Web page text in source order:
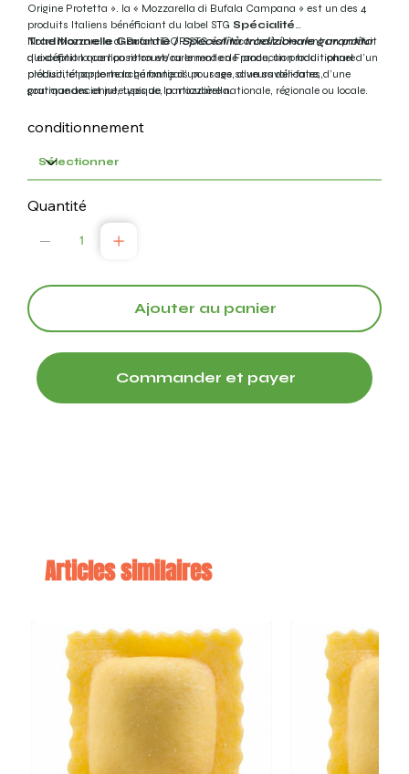
Origine Protetta ». la « Mozzarella di Bufala Campana » est un des 4
produits Italiens bénéficiant du label STG Spécialité
Traditionnelle Garantie /Specialità tradizionale garantita
qui définit la composition et/ou le mode de production traditionnel d’un
produit, et apporte la garantie d’un usage, d’un savoir-faire, d’une
pratique ancienne, typique, particulière nationale, régionale ou locale.
Notre Mozzarella di Bufala DOP STG est incontestablement un produit
d’exception que l’on retrouve rarement en France, un produit phare
plébiscité par le marché français pour ses saveurs délicates,
gourmandes et juteuses de la mozzarella.
conditionnement
Quantité
Ajouter au panier
Commander et payer
Articles similaires